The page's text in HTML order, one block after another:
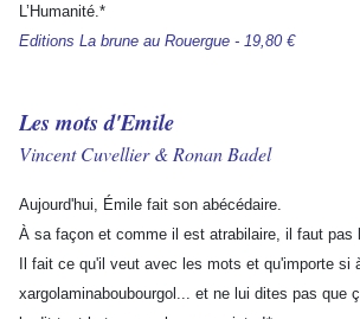
L’Humanité.*
Editions La brune au Rouergue - 19,80 €
Les mots d'Emile
Vincent Cuvellier & Ronan Badel
Aujourd'hui, Émile fait son abécédaire.
À sa façon et comme il est atrabilaire, il faut pas
Il fait ce qu'il veut avec les mots et qu'importe si
xargolaminaboubourgol... et ne lui dites pas que